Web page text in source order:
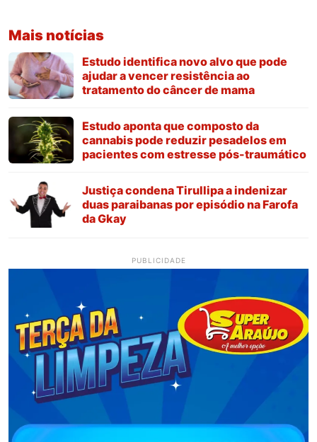
Mais notícias
Estudo identifica novo alvo que pode
ajudar a vencer resistência ao
tratamento do câncer de mama
Estudo aponta que composto da
cannabis pode reduzir pesadelos em
pacientes com estresse pós-traumático
Justiça condena Tirullipa a indenizar
duas paraibanas por episódio na Farofa
da Gkay
PUBLICIDADE